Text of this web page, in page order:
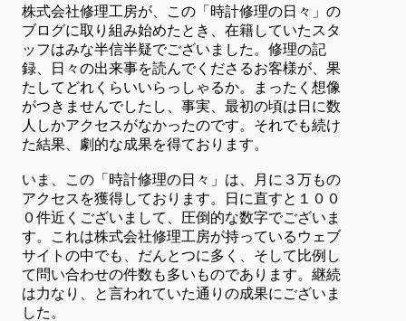
株式会社修理工房が、この「時計修理の日々」の
ブログに取り組み始めたとき、在籍していたスタ
ッフはみな半信半疑でございました。修理の記
録、日々の出来事を読んでくださるお客様が、果
たしてどれくらいいらっしゃるか。まったく想像
がつきませんでしたし、事実、最初の頃は日に数
人しかアクセスがなかったのです。それでも続け
た結果、劇的な成果を得ております。
いま、この「時計修理の日々」は、月に３万もの
アクセスを獲得しております。日に直すと１００
０件近くございまして、圧倒的な数字でございま
す。これは株式会社修理工房が持っているウェブ
サイトの中でも、だんとつに多く、そして比例し
て問い合わせの件数も多いものであります。継続
は力なり、と言われていた通りの成果にございま
した。